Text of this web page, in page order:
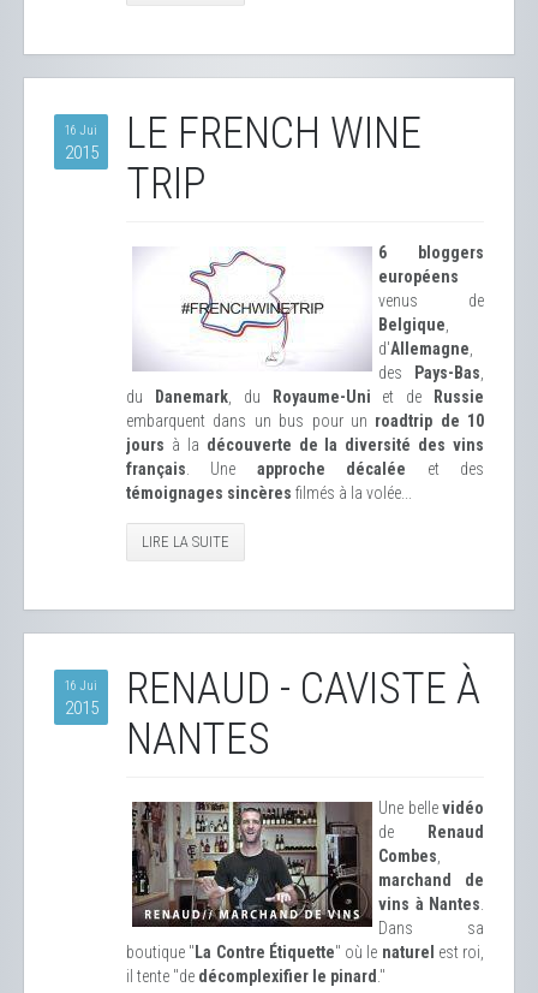
16 Jui
2015
LE FRENCH WINE
TRIP
6 bloggers
européens
venus de
Belgique
d'Allemagne
des
Pays-Bas
du
Danemark, du Royaume-Uni et de
Russie
embarquent dans un bus pour un roadtrip de 10
jours à la découverte de la diversité des vins
français . Une approche décalée et des
témoignages sincères filmés à la volée...
LIRE LA SUITE
16 Jui
2015
RENAUD - CAVISTE À
NANTES
Une bellevidéo
de Renaud
Combes
marchand de
vins à Nantes
Dans sa
boutique " La Contre Étiquette" où le naturel est roi,
il tente "de décomplexifier le pinard ."